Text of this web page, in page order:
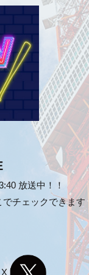
放送中！！
チェックできます